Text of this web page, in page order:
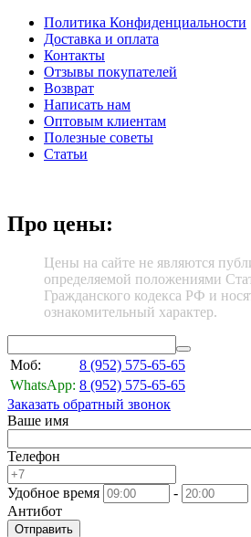
Политика Конфиденциальности
Доставка и оплата
Контакты
Отзывы покупателей
Возврат
Написать нам
Оптовым клиентам
Полезные советы
Статьи
Про цены:
Цены на сайте не являются
определяемой положениями
Гражданского кодекса РФ и
ознакомительный характер.
Моб: 8 (952) 575-65-65
WhatsApp: 8 (952) 575-65-65
Заказать обратный звонок
Ваше имя
Телефон
Удобное время
-
Антибот
Отправить